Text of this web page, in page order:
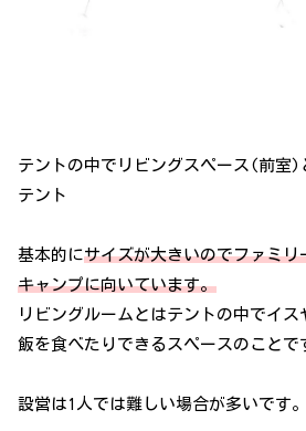
テントの中でリビングスペース(前室)
テント
基本的にサイズが大きいのでファミリ
キャンプに向いています。
リビングルームとはテントの中でイ
飯を食べたりできるスペースのことで
設営は1人では難しい場合が多いです。